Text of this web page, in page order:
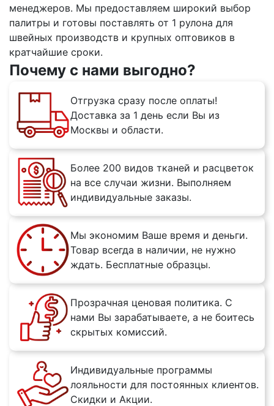
менеджеров. Мы предоставляем широкий выбор
палитры и готовы поставлять от 1 рулона для
швейных производств и крупных оптовиков в
кратчайшие сроки.
Почему с нами выгодно?
Отгрузка сразу после оплаты!
Доставка за 1 день если Вы из
Москвы и области.
Более 200 видов тканей и расцветок
на все случаи жизни. Выполняем
индивидуальные заказы.
Мы экономим Ваше время и деньги.
Товар всегда в наличии, не нужно
ждать. Бесплатные образцы.
Прозрачная ценовая политика. С
нами Вы зарабатываете, а не боитесь
скрытых комиссий.
Индивидуальные программы
лояльности для постоянных клиентов.
Скидки и Акции.